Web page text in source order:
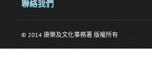
聯絡我們
© 2014 康樂及文化事務署 版權所有